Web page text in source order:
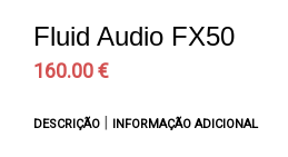
Fluid Audio FX50
160.00 €
DESCRIÇÃO | INFORMAÇÃO ADICIONAL